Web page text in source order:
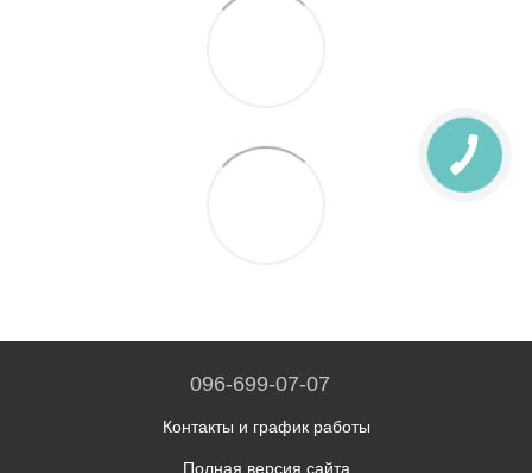
096-699-07-07
Контакты и график работы
Полная версия сайта